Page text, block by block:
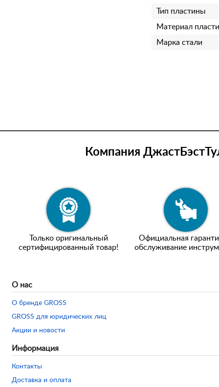
Тип пластины
Материал
Марка стали
Компания
Только оригинальный
сертифицированный товар!
Официальная
обслуживание
О нас
О бренде GROSS
GROSS для юридических лиц
Акции и новости
Информация
Контакты
Доставка и оплата